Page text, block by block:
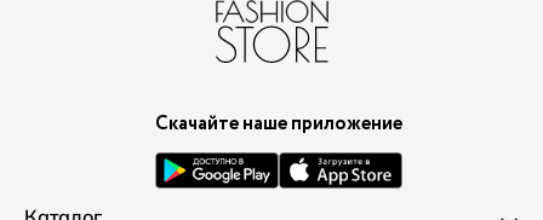
Скачайте наше приложение